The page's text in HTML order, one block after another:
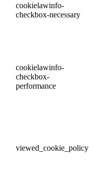
cookielawinfo-
checkbox-necessary
cookielawinfo-
checkbox-
performance
viewed_cookie_policy